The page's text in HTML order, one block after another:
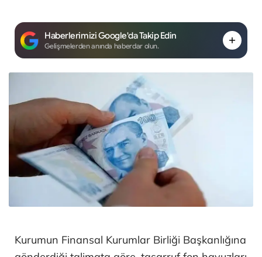
Haberlerimizi Google'da Takip Edin
Gelişmelerden anında haberdar olun.
Kurumun Finansal Kurumlar Birliği Başkanlığına